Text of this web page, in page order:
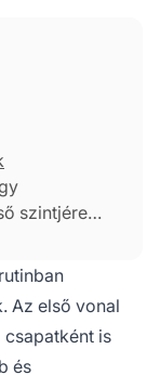
szintjére
Az első vonal
is
és